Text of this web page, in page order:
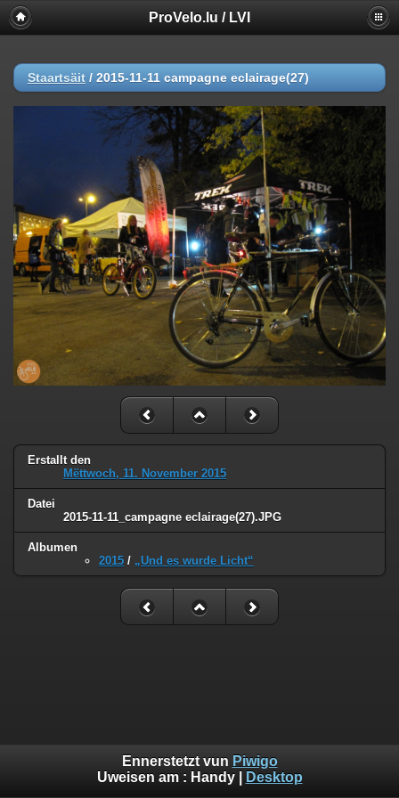
ProVelo.lu / LVI
Staartsäit / 2015-11-11 campagne eclairage(27)
Erstallt den
Mëttwoch, 11. November 2015
Datei
2015-11-11_campagne eclairage(27).JPG
Albumen
2015 / „Und es wurde Licht“
Ennerstetzt vun Piwigo
Uweisen am : Handy| Desktop